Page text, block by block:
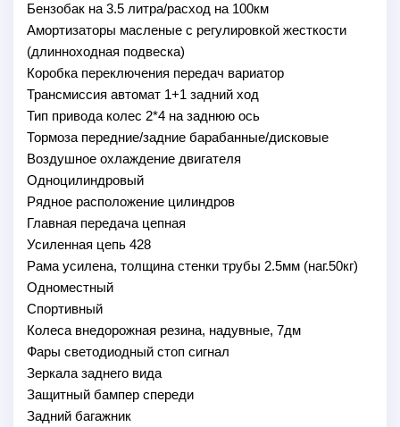
Бензобак на 3.5 литра/расход на 100км
Амортизаторы масленые с регулировкой жесткости
(длинноходная подвеска)
Коробка переключения передач вариатор
Трансмиссия автомат 1+1 задний ход
Тип привода колес 2*4 на заднюю ось
Тормоза передние/задние барабанные/дисковые
Воздушное охлаждение двигателя
Одноцилиндровый
Рядное расположение цилиндров
Главная передача цепная
Усиленная цепь 428
Рама усилена, толщина стенки трубы 2.5мм (наг.50кг)
Одноместный
Спортивный
Колеса внедорожная резина, надувные, 7дм
Фары светодиодный стоп сигнал
Зеркала заднего вида
Защитный бампер спереди
Задний багажник